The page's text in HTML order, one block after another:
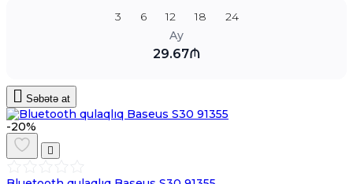
3
6 12 18
24
Ay
29.67₼
Səbətə at
-20%